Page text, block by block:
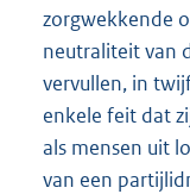
zorgwekkende
neutraliteit van
vervullen, in
enkele feit dat
als mensen uit
van een